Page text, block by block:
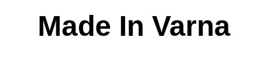
Made In Varna